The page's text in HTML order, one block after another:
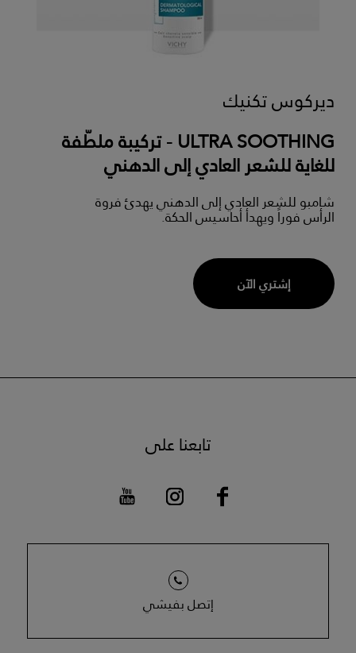
ديركوس تكنيك
ULTRA SOOTHING - تركيبة ملطّفة
للغاية للشعر العادي إلى الدهني
شامبو للشعر العادي إلى الدهني يهدئ فروة
الرأس فوراً ويهدأ أحاسيس الحكة.
إشتري الآن
تابعنا على
إتصل بفيشي